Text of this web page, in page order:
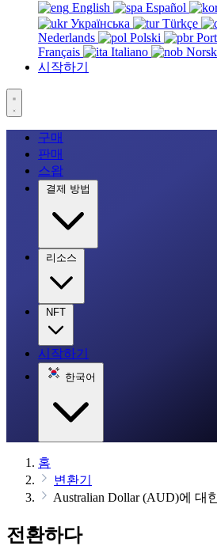
English Español
Українська
Türkçe
Nederlands
Polski
Français
Italiano
시작하기
구매
판매
스왑
결제 방법
리소스
NFT
시작하기
한국어
홈
변환기
Australian Dollar (AUD)에 대
전환하다